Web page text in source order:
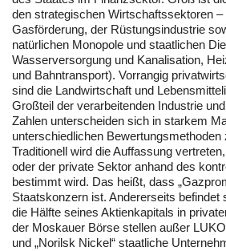
den strategischen Wirtschaftssektoren –
Gasförderung, der Rüstungsindustrie
natürlichen Monopole und staatlichen
Wasserversorgung und Kanalisation,
und Bahntransport). Vorrangig
sind die Landwirtschaft und
Großteil der verarbeitenden Industrie
Zahlen unterscheiden sich in starkem
unterschiedlichen Bewertungsmethoden
Traditionell wird die Auffassung
oder der private Sektor anhand des
bestimmt wird. Das heißt, dass
Staatskonzern ist. Andererseits befindet
die Hälfte seines Aktienkapitals in
der Moskauer Börse stellen außer
und „Norilsk Nickel“ staatliche